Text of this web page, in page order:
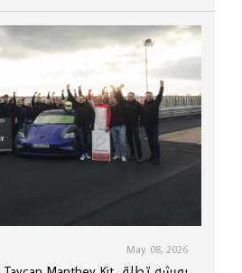
May 08, 2026